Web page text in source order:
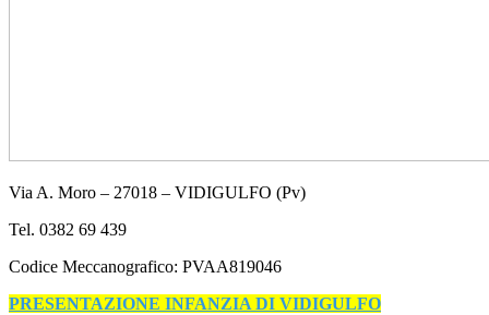
Via A. Moro – 27018 – VIDIGULFO (Pv)
Tel. 0382 69 439
Codice Meccanografico: PVAA819046
PRESENTAZIONE INFANZIA DI VIDIGULFO